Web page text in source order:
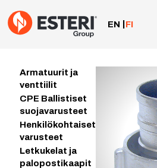
sisältöön
EN FI
Armatuurit ja
venttiilit
CPE Ballistiset
suojavarusteet
Henkilökohtaiset
varusteet
Letkukelat ja
palopostikaapit